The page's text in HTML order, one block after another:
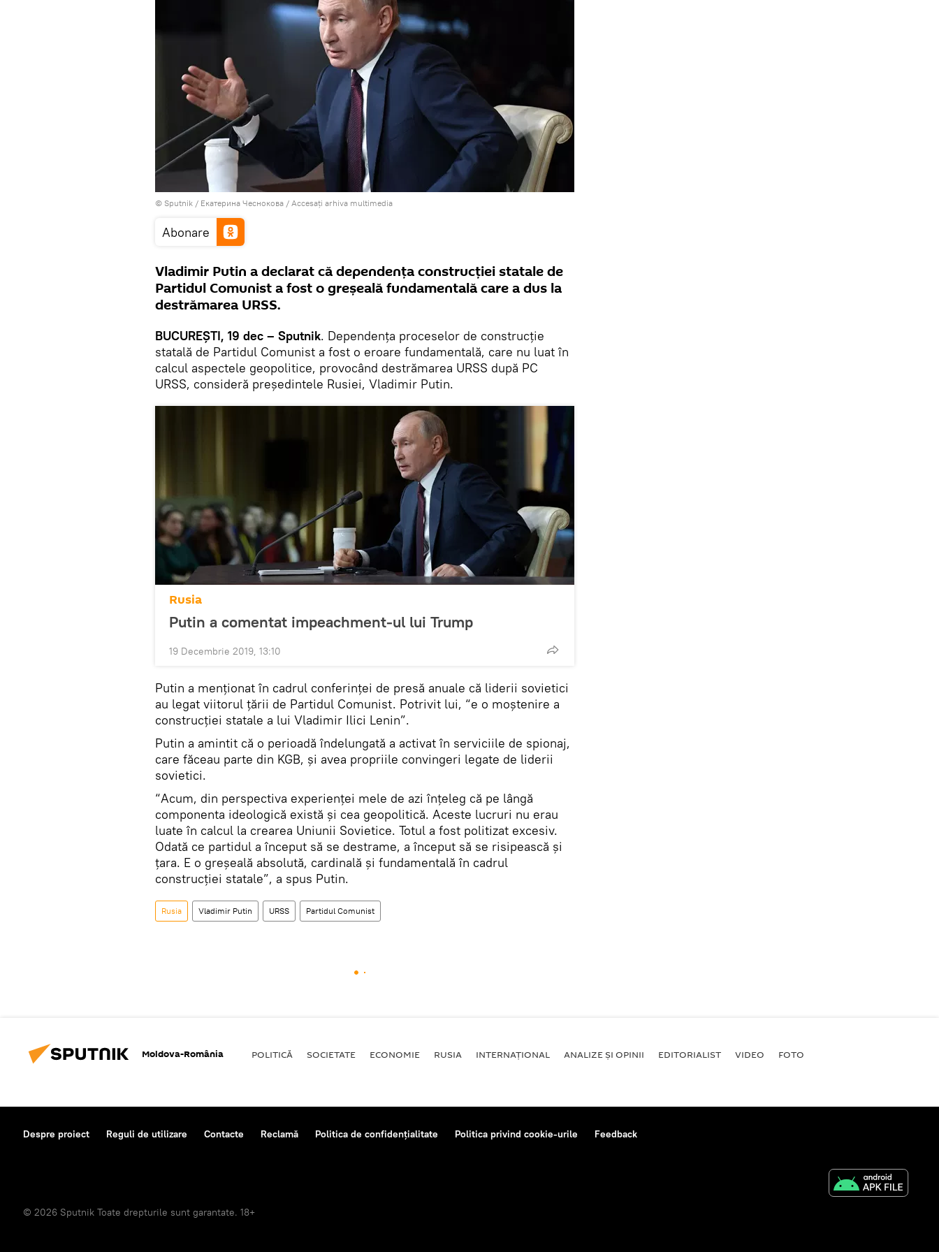
© Sputnik / Екатерина Чеснокова / Accesați arhiva multimedia
Abonare
Vladimir Putin a declarat că dependența construcției statale de
Partidul Comunist a fost o greșeală fundamentală care a dus la
destrămarea URSS.
BUCUREȘTI, 19 dec – Sputnik. Dependența proceselor de construcție
statală de Partidul Comunist a fost o eroare fundamentală, care nu luat în
calcul aspectele geopolitice, provocând destrămarea URSS după PC
URSS, consideră președintele Rusiei, Vladimir Putin.
Rusia
Putin a comentat impeachment-ul lui Trump
19 Decembrie 2019, 13:10
Putin a menționat în cadrul conferinței de presă anuale că liderii sovietici
au legat viitorul țării de Partidul Comunist. Potrivit lui, “e o moștenire a
construcției statale a lui Vladimir Ilici Lenin”.
Putin a amintit că o perioadă îndelungată a activat în serviciile de spionaj,
care făceau parte din KGB, și avea propriile convingeri legate de liderii
sovietici.
“Acum, din perspectiva experienței mele de azi înțeleg că pe lângă
componenta ideologică există și cea geopolitică. Aceste lucruri nu erau
luate în calcul la crearea Uniunii Sovietice. Totul a fost politizat excesiv.
Odată ce partidul a început să se destrame, a început să se risipească și
țara. E o greșeală absolută, cardinală și fundamentală în cadrul
construcției statale”, a spus Putin.
Rusia Vladimir Putin URSS Partidul Comunist
Moldova-România POLITICĂ SOCIETATE ECONOMIE RUSIA INTERNAŢIONAL ANALIZE ȘI OPINII EDITORIALIST VIDEO FOTO
Despre proiect Reguli de utilizare Contacte Reclamă Politica de confidențialitate Politica privind cookie-urile Feedback
© 2026 Sputnik Toate drepturile sunt garantate. 18+